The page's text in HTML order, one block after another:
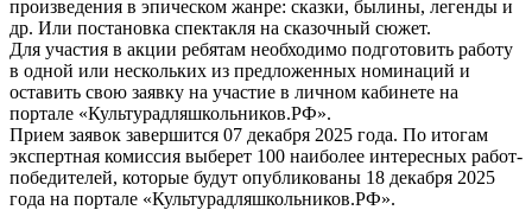
произведения в эпическом жанре: сказки, былины, легенды и
др. Или постановка спектакля на сказочный сюжет.
Для участия в акции ребятам необходимо подготовить работу
в одной или нескольких из предложенных номинаций и
оставить свою заявку на участие в личном кабинете на
портале «Культурадляшкольников.РФ».
Прием заявок завершится 07 декабря 2025 года. По итогам
экспертная комиссия выберет 100 наиболее интересных работ-
победителей, которые будут опубликованы 18 декабря 2025
года на портале «Культурадляшкольников.РФ».